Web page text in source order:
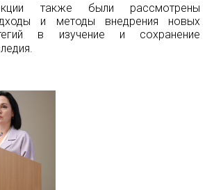
также были рассмотрены
и методы внедрения новых
в изучение и сохранение